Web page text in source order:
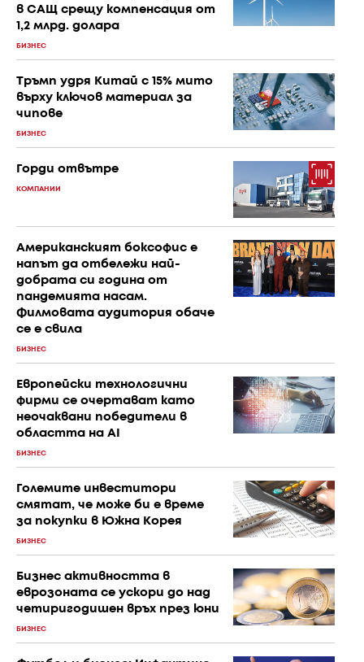
в САЩ срещу компенсация от
1,2 млрд. долара
БИЗНЕС
Тръмп удря Китай с 15% мито
върху ключов материал за
чипове
БИЗНЕС
Горди отвътре
КОМПАНИИ
Американският боксофис е
напът да отбележи най-
добрата си година от
пандемията насам.
Филмовата аудитория обаче
се е свила
БИЗНЕС
Европейски технологични
фирми се очертават като
неочаквани победители в
областта на AI
БИЗНЕС
Големите инвеститори
смятат, че може би е време
за покупки в Южна Корея
БИЗНЕС
Бизнес активността в
еврозоната се ускори до над
четиригодишен връх през юни
БИЗНЕС